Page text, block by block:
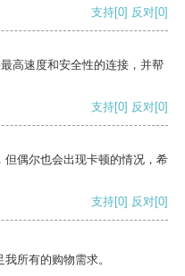
支持[0] 反对[0]
高速度和安全性的连接，并帮
支持[0] 反对[0]
偶尔也会出现卡顿的情况，希
支持[0] 反对[0]
所有的购物需求。